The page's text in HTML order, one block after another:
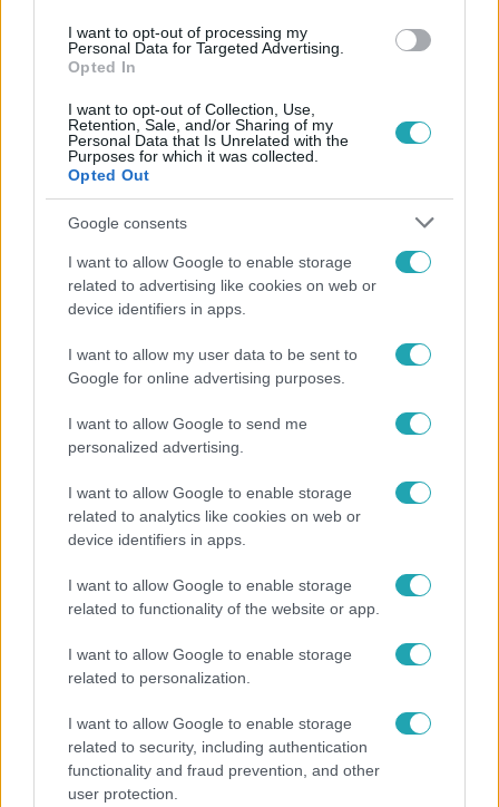
I want to opt-out of processing my
Personal Data for Targeted Advertising.
Opted In
I want to opt-out of Collection, Use,
Retention, Sale, and/or Sharing of my
Personal Data that Is Unrelated with the
Purposes for which it was collected.
Opted Out
Google consents
I want to allow Google to enable storage
related to advertising like cookies on web or
device identifiers in apps.
I want to allow my user data to be sent to
Google for online advertising purposes.
I want to allow Google to send me
personalized advertising.
I want to allow Google to enable storage
related to analytics like cookies on web or
device identifiers in apps.
I want to allow Google to enable storage
related to functionality of the website or app.
I want to allow Google to enable storage
related to personalization.
I want to allow Google to enable storage
related to security, including authentication
functionality and fraud prevention, and other
user protection.
Életmód
Kitört a lecsó-láz! Íme 3 tuti recept az
Rubint Réka: A mai napig nem jött vissza a 100%-